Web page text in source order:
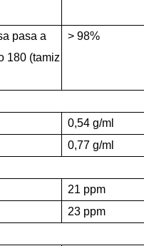
pasa a
180 (tamiz
> 98%
0,54 g/ml
0,77 g/ml
21 ppm
23 ppm